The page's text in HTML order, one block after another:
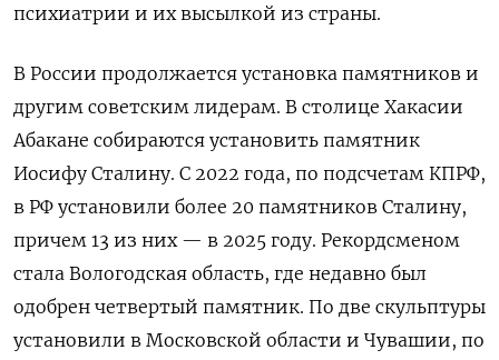
психиатрии и их высылкой из страны.
В России продолжается установка памятников и
другим советским лидерам. В столице Хакасии
Абакане собираются установить памятник
Иосифу Сталину. С 2022 года, по подсчетам КПРФ,
в РФ установили более 20 памятников Сталину,
причем 13 из них — в 2025 году. Рекордсменом
стала Вологодская область, где недавно был
одобрен четвертый памятник. По две скульптуры
установили в Московской области и Чувашии, по